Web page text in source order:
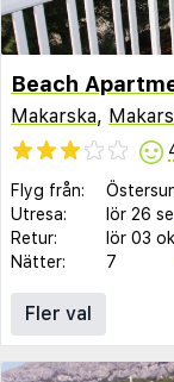
Beach
Makarska,
Flyg från:
Utresa:
lör 26
Retur:
lör 03
Nätter:
7
Fler val